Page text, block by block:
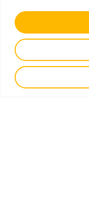
Venta de Libros
Educación Infantil